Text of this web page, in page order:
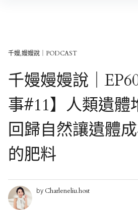
千嫚,嫚嫚說｜PODCAST
千嫚嫚嫚說｜
事#11】人類遺體
回歸自然讓遺體
的肥料
by Charleneliu.host